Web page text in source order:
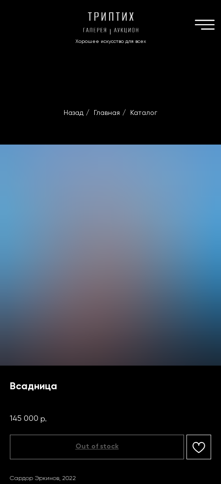
Хорошее искусство для всех
Назад / Главная / Каталог
Всадница
145 000 р.
Out of stock
Сардор Эркинов, 2022